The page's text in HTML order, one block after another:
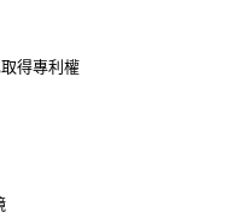
得專利權